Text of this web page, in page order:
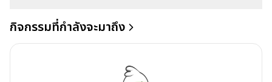
กิจกรรมที่กำลังจะมาถึง